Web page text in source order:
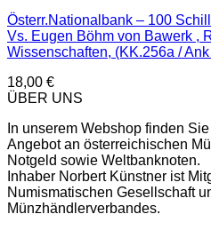
Österr.Nationalbank – 100
Vs. Eugen Böhm von Bawerk ,
Wissenschaften, (KK.256a / Ank
18,00 €
ÜBER UNS
In unserem Webshop finden
Angebot an österreichischen
Notgeld sowie Weltbanknoten.
Inhaber Norbert Künstner ist
Numismatischen Gesellschaft
Münzhändlerverbandes.